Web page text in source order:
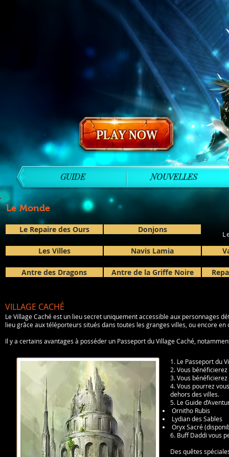
Le Repaire des Ours Donjons
Les Villes Navis Lamia
Antre des Dragons Antre de la Griffe Noire
VILLAGE CACHÉ
Le Village Caché est un lieu secret uniquement accessible aux personnages
lieu grâce aux téléporteurs situés dans toutes les granges villes, ou encore
Il y a certains avantages à posséder un Passeport du Village Caché,
1. Le Passeport du
2. Vous
3. Vous bénéficierez
4. Vous pourrez
dehors des villes.
5. Le Guide
Ornitho Rubis
Lydian des Sables
Oryx Sacré
6. Buff Daddi vous
Des quêtes
Le Monde
GUIDE NOUVELLES